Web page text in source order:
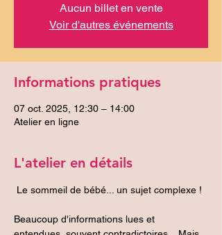
Aucun billet en vente
Voir d'autres événements
Informations pratiques
07 oct. 2025, 12:30 – 14:00
Atelier en ligne
L'atelier en détails
Le sommeil de bébé... un sujet complexe !
Beaucoup d'informations lues et